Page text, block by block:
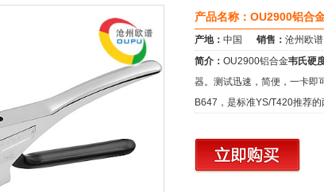
产品名称：OU2900铝合
产地： 中国 销售： 沧州欧谱
简介： OU2900铝合金韦氏硬
器。测试迅速，简便，一卡即
B647，是标准YS/T420推荐的